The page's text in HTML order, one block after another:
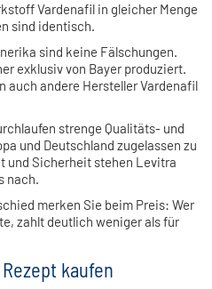
Vardenafil in gleicher Menge
sind identisch.
sind keine Fälschungen.
exklusiv von Bayer produziert.
auch andere Hersteller Vardenafil
strenge Qualitäts- und
und Deutschland zugelassen zu
und Sicherheit stehen Levitra
nach.
merken Sie beim Preis: Wer
zahlt deutlich weniger als für
kaufen